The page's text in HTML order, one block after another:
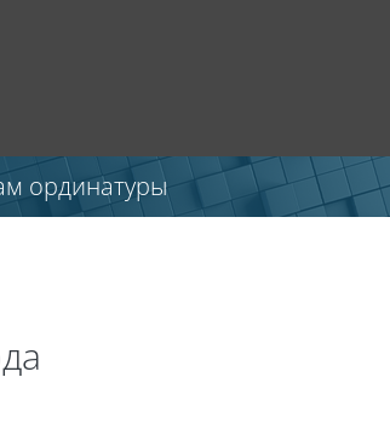
ординатуры